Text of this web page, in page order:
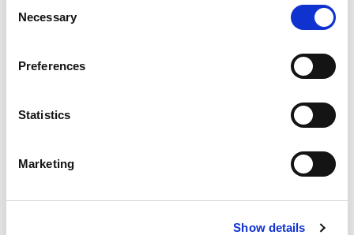
Selection
Necessary
Preferences
Statistics
Marketing
Show details
Anteprima e bozza
Controlla i record di ciascun destinatario in InDesign prima di